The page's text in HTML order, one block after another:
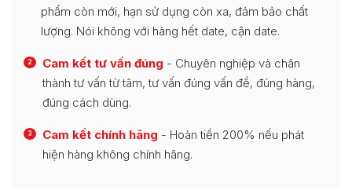
phẩm còn mới, hạn sử dụng còn xa, đảm bảo chất
lượng. Nói không với hàng hết date, cận date.
2 Cam kết tư vấn đúng - Chuyên nghiệp và chân
thành tư vấn từ tâm, tư vấn đúng vấn đề, đúng hàng,
đúng cách dùng.
3 Cam kết chính hãng - Hoàn tiền 200% nếu phát
hiện hàng không chính hãng.